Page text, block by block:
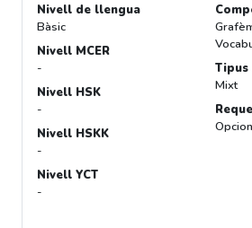
Nivell de llengua
Bàsic
Nivell MCER
-
Nivell HSK
-
Nivell HSKK
-
Nivell YCT
-
Tipus
Mixt